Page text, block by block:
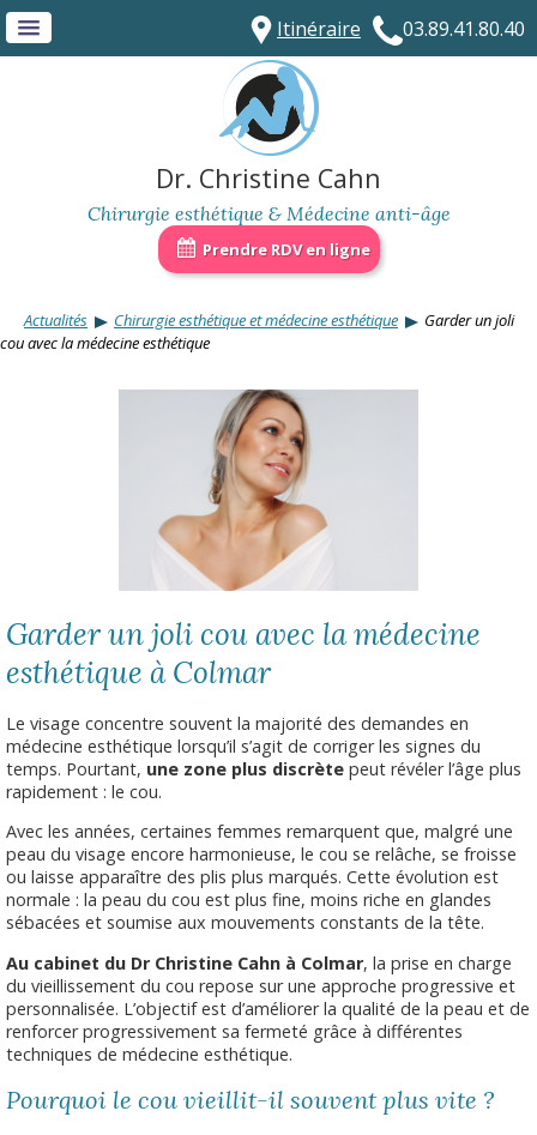
03.89.41.80.40
Itinéraire
Dr. Christine Cahn
Chirurgie esthétique & Médecine anti-âge
Prendre RDV en ligne
Actualités Chirurgie esthétique et médecine esthétique
Garder un joli
cou avec la médecine esthétique
Garder un joli cou avec la médecine
esthétique à Colmar
Le visage concentre souvent la majorité des demandes en
médecine esthétique lorsqu’il s’agit de corriger les signes du
temps. Pourtant, une zone plus discrète peut révéler l’âge plus
rapidement : le cou.
Avec les années, certaines femmes remarquent que, malgré une
peau du visage encore harmonieuse, le cou se relâche, se froisse
ou laisse apparaître des plis plus marqués. Cette évolution est
normale : la peau du cou est plus fine, moins riche en glandes
sébacées et soumise aux mouvements constants de la tête.
Au cabinet du Dr Christine Cahn à Colmar, la prise en charge
du vieillissement du cou repose sur une approche progressive et
personnalisée. L’objectif est d’améliorer la qualité de la peau et de
renforcer progressivement sa fermeté grâce à différentes
techniques de médecine esthétique.
Pourquoi le cou vieillit-il souvent plus vite ?